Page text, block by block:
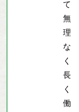
て
無
理
な
く
長
く
働